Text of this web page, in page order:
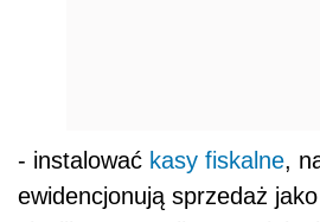
- instalować kasy fiskalne,
ewidencjonują sprzedaż